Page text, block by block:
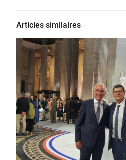
Articles similaires